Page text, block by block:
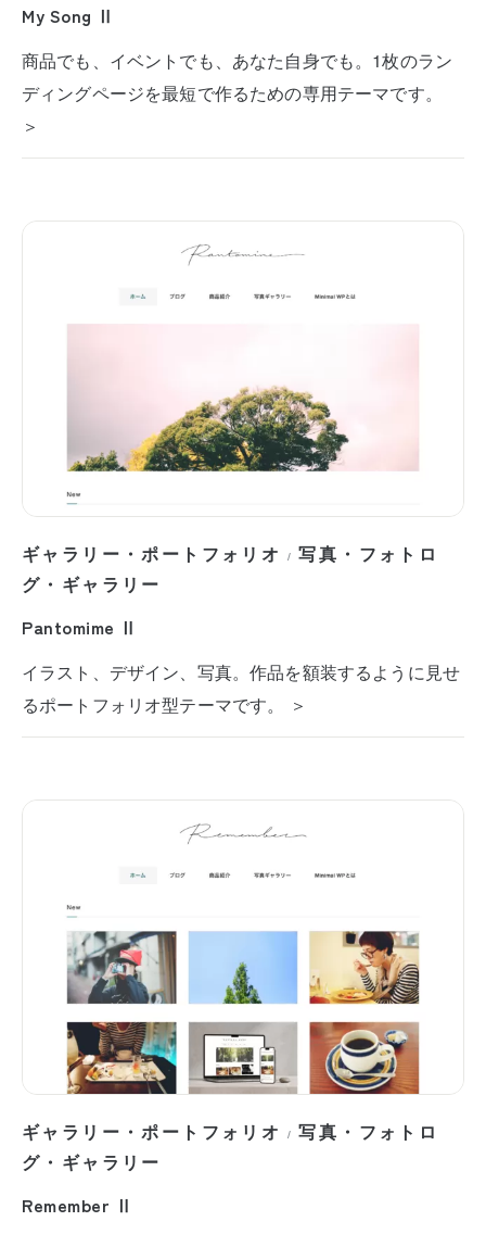
My Song Ⅱ
商品でも、イベントでも、あなた自身でも。1枚のラン
ディングページを最短で作るための専用テーマです。
＞
ギャラリー・ポートフォリオ /写真・フォトロ
グ・ギャラリー
Pantomime Ⅱ
イラスト、デザイン、写真。作品を額装するように見せ
るポートフォリオ型テーマです。 ＞
ギャラリー・ポートフォリオ /写真・フォトロ
グ・ギャラリー
Remember Ⅱ